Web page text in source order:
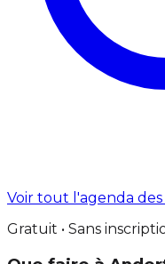
Voir tout l'agenda
Gratuit • Sans